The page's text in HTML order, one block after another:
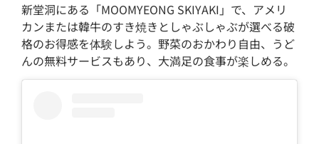
新堂洞にある「MOOMYEONG SKIYAKI」で、アメリ
カンまたは韓牛のすき焼きとしゃぶしゃぶが選べる破
格のお得感を体験しよう。野菜のおかわり自由、うど
んの無料サービスもあり、大満足の食事が楽しめる。